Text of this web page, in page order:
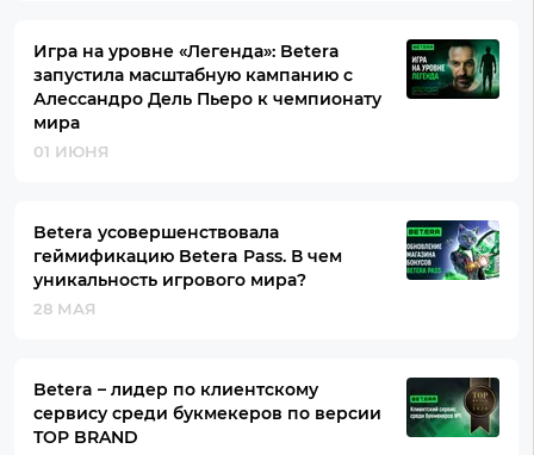
Игра на уровне «Легенда»: Betera
запустила масштабную кампанию с
Алессандро Дель Пьеро к чемпионату
мира
01 ИЮНЯ
Betera усовершенствовала
геймификацию Betera Pass. В чем
уникальность игрового мира?
28 МАЯ
Betera – лидер по клиентскому
сервису среди букмекеров по версии
TOP BRAND